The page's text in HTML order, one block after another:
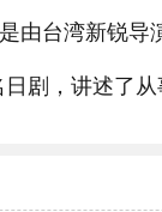
是由台湾新锐
剧，讲述了从